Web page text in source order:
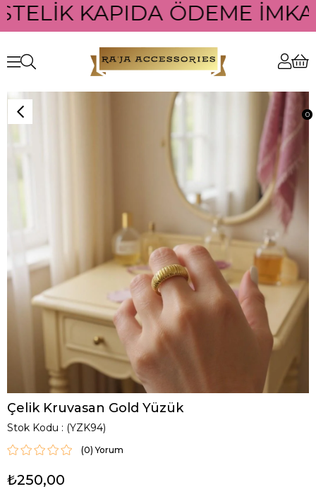
KAPIDA ÖDEME
0
Çelik Kruvasan Gold Yüzük
Stok Kodu (YZK94)
(0)
₺250,00